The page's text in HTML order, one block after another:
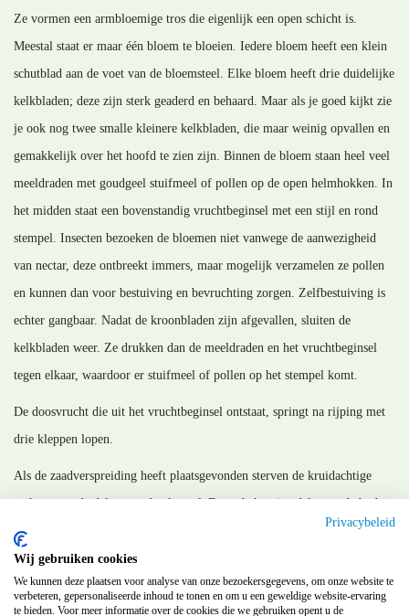
Ze vormen een armbloemige tros die eigenlijk een open schicht is.
Meestal staat er maar één bloem te bloeien. Iedere bloem heeft een klein
schutblad aan de voet van de bloemsteel. Elke bloem heeft drie duidelijke
kelkbladen; deze zijn sterk geaderd en behaard. Maar als je goed kijkt zie
je ook nog twee smalle kleinere kelkbladen, die maar weinig opvallen en
gemakkelijk over het hoofd te zien zijn. Binnen de bloem staan heel veel
meeldraden met goudgeel stuifmeel of pollen op de open helmhokken. In
het midden staat een bovenstandig vruchtbeginsel met een stijl en rond
stempel. Insecten bezoeken de bloemen niet vanwege de aanwezigheid
van nectar, deze ontbreekt immers, maar mogelijk verzamelen ze pollen
en kunnen dan voor bestuiving en bevruchting zorgen. Zelfbestuiving is
echter gangbaar. Nadat de kroonbladen zijn afgevallen, sluiten de
kelkbladen weer. Ze drukken dan de meeldraden en het vruchtbeginsel
tegen elkaar, waardoor er stuifmeel of pollen op het stempel komt.
De doosvrucht die uit het vruchtbeginsel ontstaat, springt na rijping met
drie kleppen lopen.
Als de zaadverspreiding heeft plaatsgevonden sterven de kruidachtige
rechtopstaande delen van de plant af. Door de houtige delen op de bodem
kan de plant een flink aantal jaren ter plaatse gevestigd blijven.
MM_140726
Privacybeleid
Wij gebruiken cookies
We kunnen deze plaatsen voor analyse van onze bezoekersgegevens, om onze website te
verbeteren, gepersonaliseerde inhoud te tonen en om u een geweldige website-ervaring
te bieden. Voor meer informatie over de cookies die we gebruiken opent u de